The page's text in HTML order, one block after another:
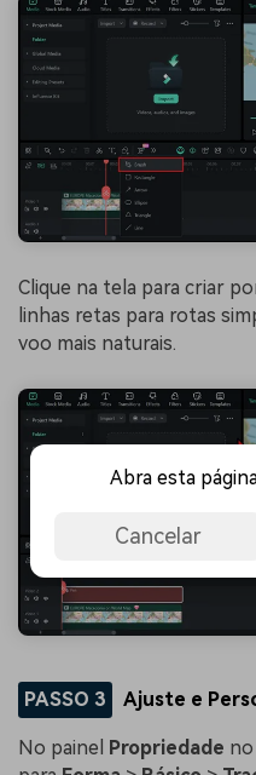
Clique na tela para criar
linhas retas para rotas
voo mais naturais.
PASSO 3 Ajuste e
No painel Propriedade
Abra esta
Cancelar